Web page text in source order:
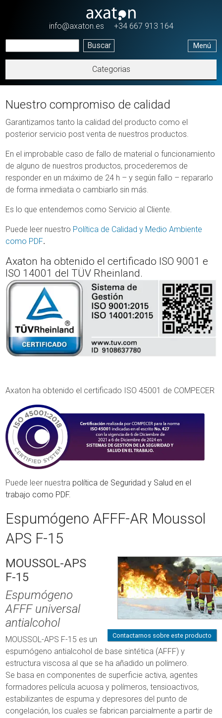
info@axaton.es +34 667 913 164
Menú
Categorias
Nuestro compromiso de calidad
Garantizamos tanto la calidad del producto como el
posterior servicio post venta de nuestros productos.
En el improbable caso de fallo de material o funcionamiento
de alguno de nuestros productos, procederemos de
responder en un máximo de 24 h – y según fallo – repararlo
de forma inmediata o cambiarlo sin más.
Es lo que entendemos como Servicio al Cliente.
Puede leer nuestro Política de Calidad y Medio Ambiente
como PDF.
Axaton ha obtenido el certificado ISO 9001 e
ISO 14001 del TÜV Rheinland.
Axaton ha obtenido el certificado ISO 45001 de COMPECER
Puede leer nuestra política de Seguridad y Salud en el
trabajo como PDF.
Espumógeno AFFF-AR Moussol
APS F-15
Contactarnos sobre este producto
MOUSSOL-APS
F-15
Espumógeno
AFFF universal
antialcohol
MOUSSOL-APS F-15 es un
espumógeno antialcohol de base sintética (AFFF) y
estructura viscosa al que se ha añadido un polímero.
Se basa en componentes de superficie activa, agentes
formadores película acuosa y polímeros, tensioactivos,
estabilizantes de espuma y depresores del punto de
congelación, los cuales se fabrican parcialmente a partir de